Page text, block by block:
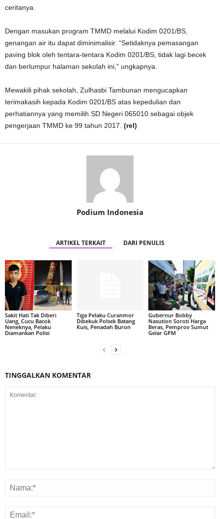
ceritanya.
Dengan masukan program TMMD melalui Kodim 0201/BS,
genangan air itu dapat diminimalisir. “Setidaknya pemasangan
paving blok oleh tentara-tentara Kodim 0201/BS, tidak lagi becek
dan berlumpur halaman sekolah ini,” ungkapnya.
Mewakili pihak sekolah, Zulhasbi Tambunan mengucapkan
terimakasih kepada Kodim 0201/BS atas kepedulian dan
perhatiannya yang memilih SD Negeri 065010 sebagai objek
pengerjaan TMMD ke 99 tahun 2017. (rel)
Podium Indonesia
ARTIKEL TERKAIT DARI PENULIS
Sakit Hati Tak Diberi
Uang, Cucu Bacok
Neneknya, Pelaku
Diamankan Polisi
Tiga Pelaku Curanmor
Dibekuk Polsek Batang
Kuis, Penadah Buron
Gubernur Bobby
Nasution Soroti Harga
Beras, Pemprov Sumut
Gelar GPM
TINGGALKAN KOMENTAR